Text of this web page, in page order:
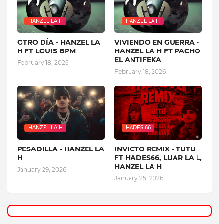
HANZEL LA H
OTRO DÍA - HANZEL LA
H FT LOUIS BPM
February 18, 2026
HANZEL LA H
VIVIENDO EN GUERRA -
HANZEL LA H FT PACHO
EL ANTIFEKA
February 18, 2026
HANZEL LA H
PESADILLA - HANZEL LA
H
January 29, 2026
HADES 66
INVICTO REMIX - TUTU
FT HADES66, LUAR LA L,
HANZEL LA H
January 25, 2026